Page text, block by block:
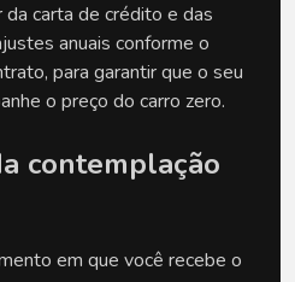
carta de crédito e das
anuais conforme o
para garantir que o seu
o preço do carro zero.
contemplação
em que você recebe o